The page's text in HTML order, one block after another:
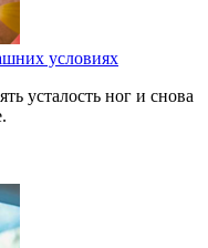
условиях
усталость ног и снова